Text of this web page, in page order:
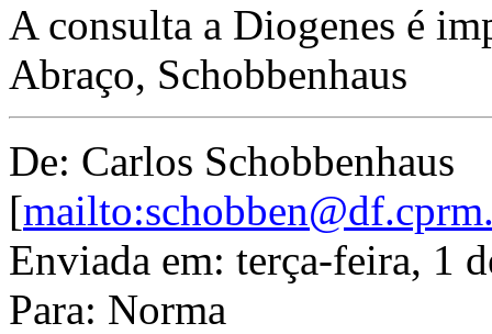
A consulta a Diogenes é
Abraço, Schobbenhaus
De: Carlos Schobbenhaus
[
Enviada em: terça-feira, 1
Para: Norma